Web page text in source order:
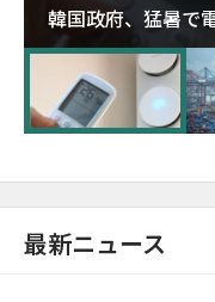
韓国政府、猛暑で
に需給対応体制を
最新ニュース